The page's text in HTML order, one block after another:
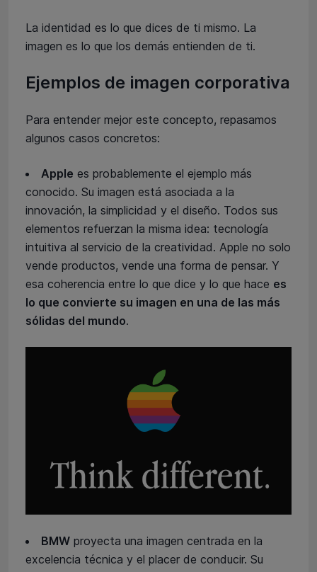
La identidad es lo que dices de ti mismo. La
imagen es lo que los demás entienden de ti.
Ejemplos de imagen corporativa
Para entender mejor este concepto, repasamos
algunos casos concretos:
Apple es probablemente el ejemplo más
conocido. Su imagen está asociada a la
innovación, la simplicidad y el diseño. Todos sus
elementos refuerzan la misma idea: tecnología
intuitiva al servicio de la creatividad. Apple no solo
vende productos, vende una forma de pensar. Y
esa coherencia entre lo que dice y lo que hace es
lo que convierte su imagen en una de las más
sólidas del mundo.
BMW proyecta una imagen centrada en la
excelencia técnica y el placer de conducir. Su